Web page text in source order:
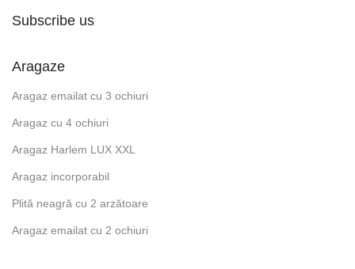
Subscribe us
Aragaze
Aragaz emailat cu 3 ochiuri
Aragaz cu 4 ochiuri
Aragaz Harlem LUX XXL
Aragaz incorporabil
Plită neagră cu 2 arzătoare
Aragaz emailat cu 2 ochiuri